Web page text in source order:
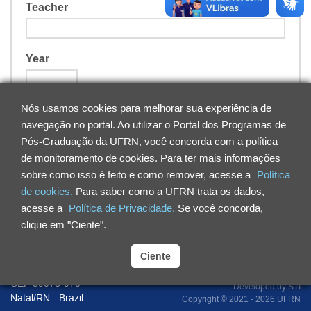
Nós usamos cookies para melhorar sua experiência de
navegação no portal. Ao utilizar o Portal dos Programas de
Pós-Graduação da UFRN, você concorda com a política
de monitoramento de cookies. Para ter mais informações
sobre como isso é feito e como remover, acesse a Política
de cookies. Para saber como a UFRN trata os dados,
acesse a Política de Privacidade. Se você concorda,
clique em "Ciente".
Ciente
Teacher
Year
Search Clear
Courses Teachers Resolutions
Curricular structure
Projects
Graduates
Federal University of Rio Grande do Norte
Campus Universitário Lagoa Nova
CEP 59078-970
Natal/RN - Brazil
Developed bySTI
Copyright © 2021 - 2026 UFRN